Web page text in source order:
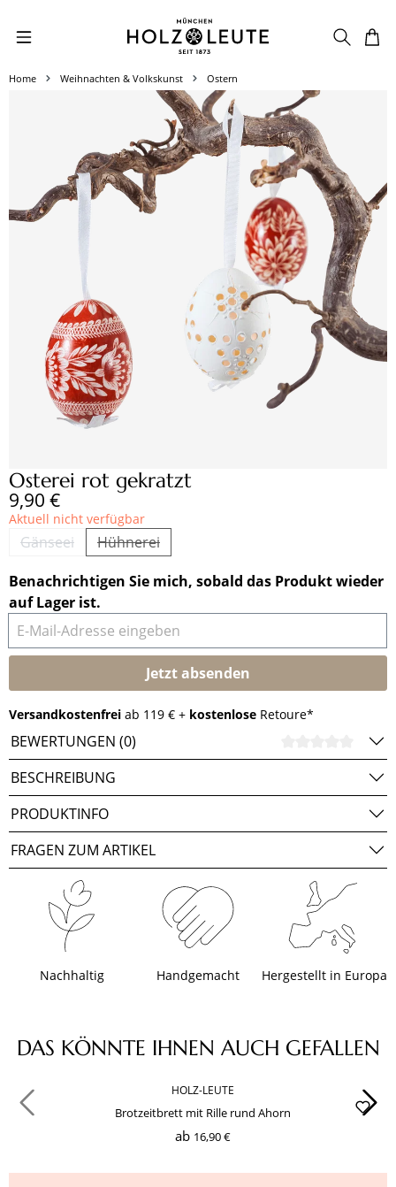
Zum Hauptinhalt springen
Home Weihnachten & Volkskunst Ostern
Osterei rot gekratzt
Regulärer Preis:
9,90 €
Aktuell nicht verfügbar
Gänseei(Diese Option ist zurzeit nicht verfügbar.)
Hühnerei(Diese Option ist zurzeit nicht verfügbar.)
Benachrichtigen Sie mich, sobald das Produkt wieder
auf Lager ist.
E-Mail-Adresse eingeben
Jetzt absenden
Versandkostenfrei ab 119 € + kostenlose Retoure*
BEWERTUNGEN (0)
BESCHREIBUNG
PRODUKTINFO
FRAGEN ZUM ARTIKEL
Nachhaltig Handgemacht Hergestellt in Europa
Bildergalerie überspringen
Produktgalerie überspringen
DAS KÖNNTE IHNEN AUCH GEFALLEN
HOLZ-LEUTE
Brotzeitbrett mit Rille rund Ahorn
ab 16,90 €